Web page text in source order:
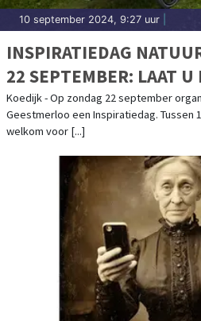
10 september 2024, 9:27 uur
INSPIRATIEDAG
22 SEPTEMBER: LAAT U INSPIREREN OP
GEESTMERLOO
Koedijk - Op zondag 22 september
Geestmerloo een Inspiratiedag. Tussen
welkom voor [...]